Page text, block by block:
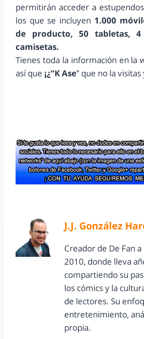
permitirán acceder a
los que se incluyen 1.000
de producto, 50 tabletas,
camisetas.
Tienes toda la información en la
así que ¡¿“K Ase” que no la visitas
J.J. González
Creador de De Fan a
2010, donde lleva
compartiendo su
los cómics y la
de lectores. Su
entretenimiento,
propia.